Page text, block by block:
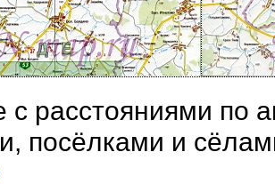
с расстояниями по
посёлками и